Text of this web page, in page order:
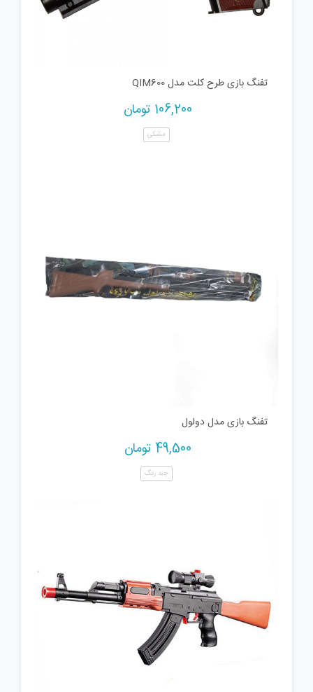
تفنگ بازی طرح کلت مدل QIM600
106,200 تومان
مشکی
تفنگ بازی مدل دولول
49,500 تومان
چند رنگ